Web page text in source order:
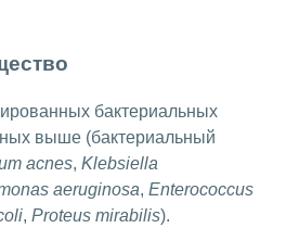
бактериальных
выше (бактериальный
acnes, Klebsiella
aeruginosa, Enterococcus
, Proteus mirabilis).